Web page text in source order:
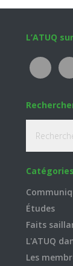
Footer
L’ATUQ
Catégories
Études
Faits
L'ATUQ
Les